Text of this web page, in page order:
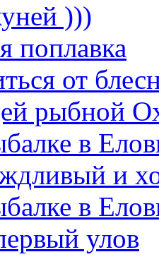
)))
поплавка
от
рыбной
в
и
в
улов